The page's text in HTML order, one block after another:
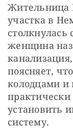
Жительница
участка в
столкнулась
женщина
поясняет,
колодцами
установить
систему.